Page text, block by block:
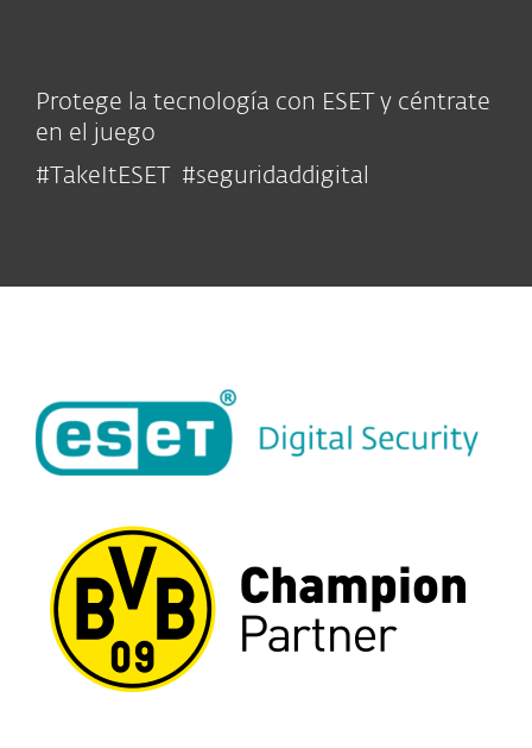
Protege la tecnología con ESET y céntrate
en el juego
#TakeItESET #seguridaddigital